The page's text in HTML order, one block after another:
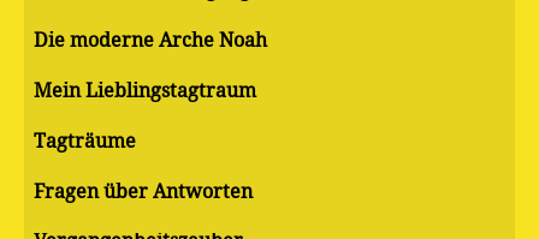
Die moderne Arche Noah
Mein Lieblingstagtraum
Tagträume
Fragen über Antworten